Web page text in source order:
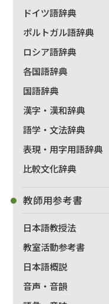
ドイツ語辞典
ポルトガル語辞典
ロシア語辞典
各国語辞典
国語辞典
漢字・漢和辞典
語学・文法辞典
表現・用字用語辞典
比較文化辞典
教師用参考書
日本語教授法
教室活動参考書
日本語概説
音声・音韻